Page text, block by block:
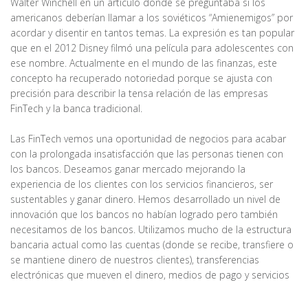
americanos deberían llamar a los soviéticos “Amienemigos” por
acordar y disentir en tantos temas. La expresión es tan popular
que en el 2012 Disney filmó una película para adolescentes con
ese nombre. Actualmente en el mundo de las finanzas, este
concepto ha recuperado notoriedad porque se ajusta con
precisión para describir la tensa relación de las empresas
FinTech y la banca tradicional.
Las FinTech vemos una oportunidad de negocios para acabar
con la prolongada insatisfacción que las personas tienen con
los bancos. Deseamos ganar mercado mejorando la
experiencia de los clientes con los servicios financieros, ser
sustentables y ganar dinero. Hemos desarrollado un nivel de
innovación que los bancos no habían logrado pero también
necesitamos de los bancos. Utilizamos mucho de la estructura
bancaria actual como las cuentas (donde se recibe, transfiere o
se mantiene dinero de nuestros clientes), transferencias
electrónicas que mueven el dinero, medios de pago y servicios